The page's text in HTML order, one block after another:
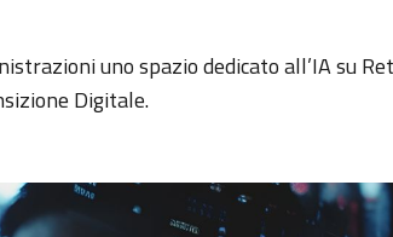
uno spazio dedicato all’IA su
Digitale.